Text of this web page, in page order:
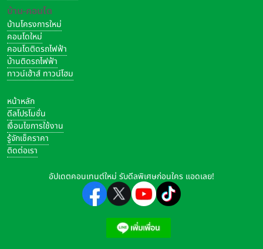
บ้าน-คอนโด
บ้านโครงการใหม่
คอนโดใหม่
คอนโดติดรถไฟฟ้า
บ้านติดรถไฟฟ้า
ทาวน์เฮ้าส์ ทาวน์โฮม
หน้าหลัก
ดีลโปรโมชั่น
เงื่อนไขการใช้งาน
รู้จักเช็คราคา
ติดต่อเรา
อัปเดตคอนเทนต์ใหม่ รับดีลพิเศษก่อนใคร แอดเลย!